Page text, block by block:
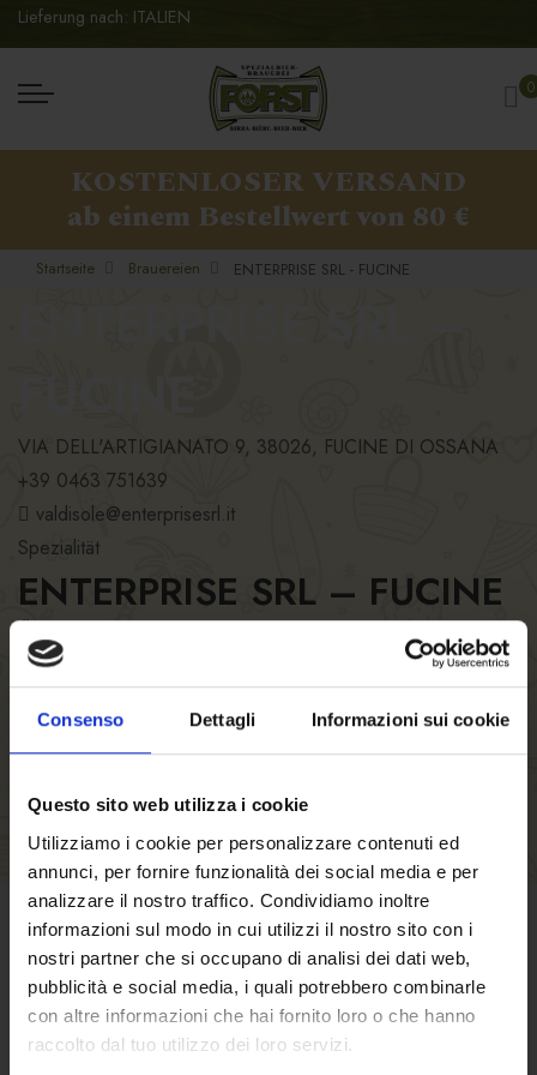
Consenso Dettagli Informazioni sui cookie
Questo sito web utilizza i cookie
Utilizziamo i cookie per personalizzare contenuti ed
annunci, per fornire funzionalità dei social media e per
analizzare il nostro traffico. Condividiamo inoltre
informazioni sul modo in cui utilizzi il nostro sito con i
nostri partner che si occupano di analisi dei dati web,
pubblicità e social media, i quali potrebbero combinarle
con altre informazioni che hai fornito loro o che hanno
raccolto dal tuo utilizzo dei loro servizi.
Lieferung nach: ITALIEN
0
KOSTENLOSER VERSAND
ab einem Bestellwert von 80 €
Startseite Brauereien ENTERPRISE SRL - FUCINE
VIA DELL'ARTIGIANATO 9, 38026, FUCINE DI OSSANA
+39 0463 751639
valdisole@enterprisesrl.it
Spezialität
ENTERPRISE SRL – FUCINE
Öffnungszeiten des FORST Lokales
Küchenzeiten
Anzahl der Sitze
GESCHÄFTSBEDINGUNGEN
Klicken Sie hierum die
Verkaufsbedingungen zu lesen.